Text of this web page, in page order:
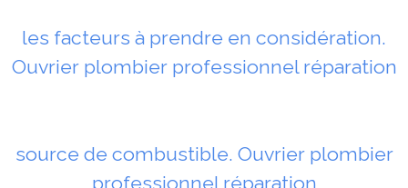
les facteurs à prendre en considération.
Ouvrier plombier professionnel réparation
source de combustible. Ouvrier plombier
professionnel réparation